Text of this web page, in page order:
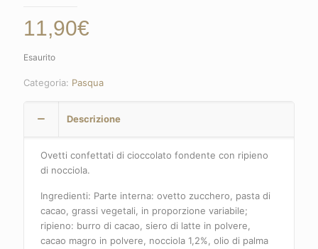
11,90€
Esaurito
Categoria: Pasqua
Descrizione
Ovetti confettati di cioccolato fondente con ripieno
di nocciola.
Ingredienti: Parte interna: ovetto zucchero, pasta di
cacao, grassi vegetali, in proporzione variabile;
ripieno: burro di cacao, siero di latte in polvere,
cacao magro in polvere, nocciola 1,2%, olio di palma